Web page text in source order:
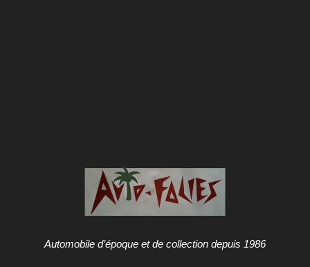
Automobile d’époque et de collection depuis 1986